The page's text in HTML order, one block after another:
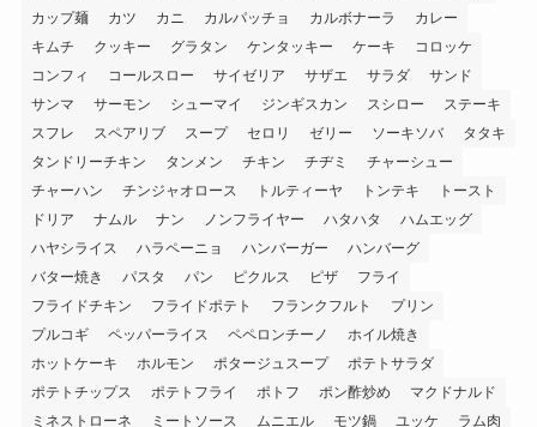
カップ麺
カツ カニ カルパッチョ カルボナーラ
カレー
キムチ
クッキー グラタン ケンタッキー ケーキ
コロッケ
コンフィ
コールスロー サイゼリア サザエ サラダ
サンド
サンマ
サーモン シューマイ ジンギスカン スシロー
ステーキ
スフレ
スペアリブ スープ セロリ ゼリー ソーキソバ
タタキ
タンドリーチキン
タンメン チキン チヂミ
チャーシュー
チャーハン
チンジャオロース トルティーヤ トンテキ
トースト
ドリア
ナムル ナン ノンフライヤー ハタハタ
ハムエッグ
ハヤシライス
ハラペーニョ ハンバーガー
ハンバーグ
バター焼き
パスタ パン ピクルス ピザ
フライ
フライドチキン
フライドポテト フランクフルト
プリン
プルコギ
ペッパーライス ペペロンチーノ
ホイル焼き
ホットケーキ
ホルモン ポタージュスープ
ポテトサラダ
ポテトチップス
ポテトフライ ポトフ ポン酢炒め
マクドナルド
ミネストローネ
ミートソース ムニエル モツ鍋 ユッケ
ラム肉